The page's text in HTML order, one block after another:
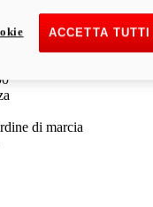
€ i
di marcia
ACCETTA